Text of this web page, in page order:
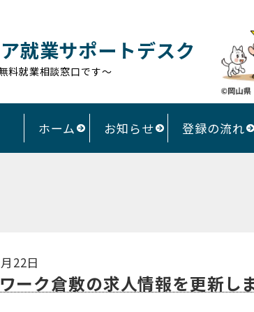
就業サポートデスク
料就業相談窓口です～
ホーム お知らせ 登録の流れ
22日
ーク倉敷の求人情報を更新し